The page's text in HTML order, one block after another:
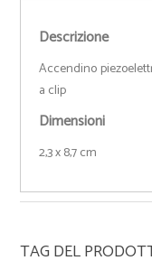
Descrizione
Accendino
a clip
Dimensioni
2,3 x 8,7 cm
TAG DEL